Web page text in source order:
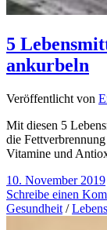
5
ankurbeln
Veröffentlicht von
Mit diesen 5
die
Vitamine und
10. November 2019
Schreibe einen
Gesundheit /